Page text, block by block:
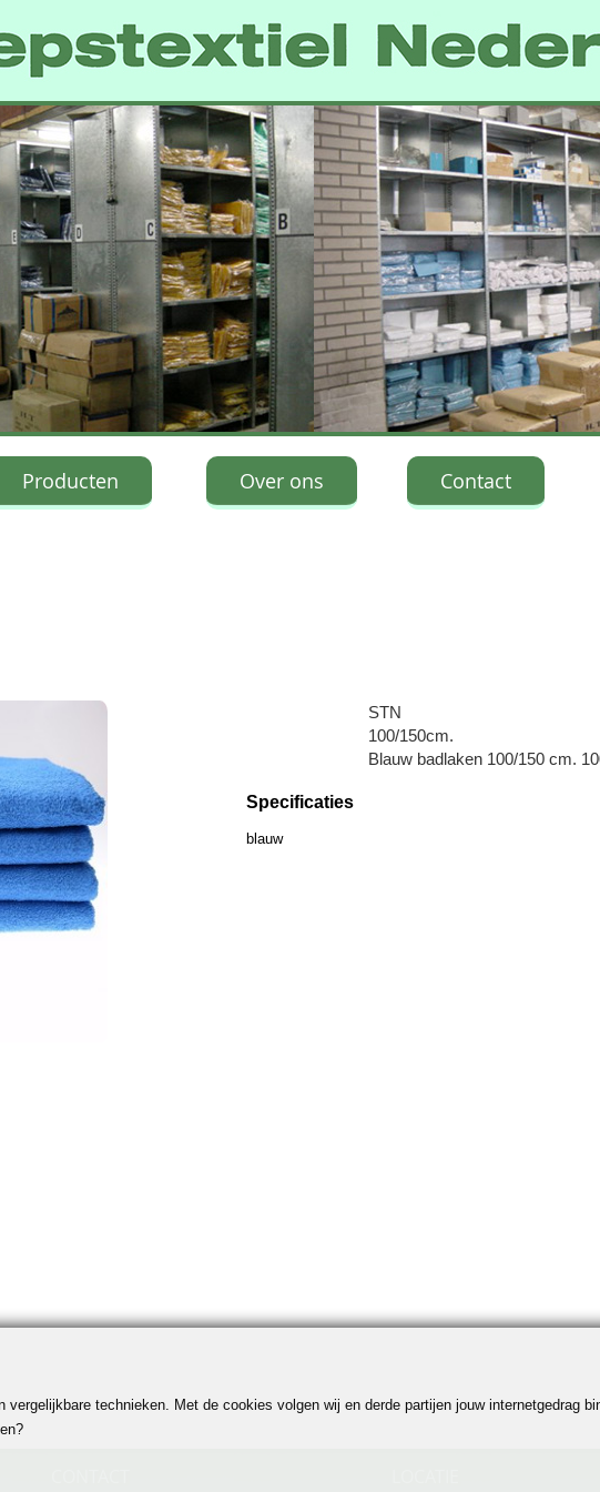
Producten Over ons Contact
STN
100/150cm.
Blauw badlaken 100/150 cm.
Specificaties
blauw
technieken. Met de cookies volgen wij en derde partijen jouw internetgedrag